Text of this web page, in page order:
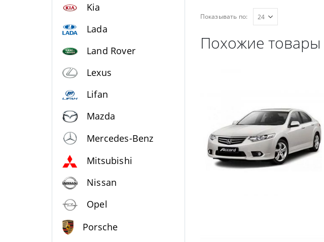
Показывать по:
Похожие товары
Kia
Lada
Land Rover
Lexus
Lifan
Mazda
Mercedes-Benz
Mitsubishi
Nissan
Opel
Porsche